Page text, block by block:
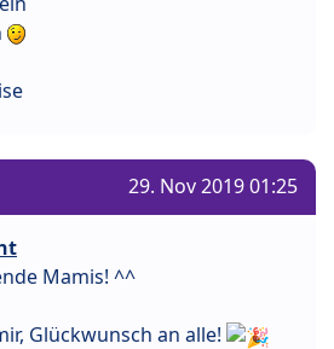
29. Nov 2019 01:25
Mamis! ^^
Glückwunsch an alle!